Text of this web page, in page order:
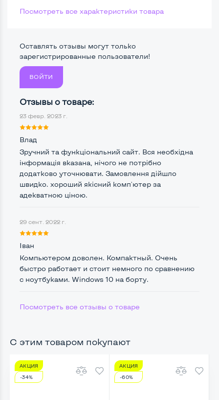
Тип накопителяSSD 2,5"
Жесткий диск
Возможности видеокарты:
Встроенный
Видеопроцессор системного блока
Размер видеопамяти, Гб Динамический
Удобство пользования:
Крепление на монитор сзади
Оптический привод
Операционная система Win 10 (30 дней)
Разъемы подключения:
Выход HDMI Нет
Посмотреть все характеристики товара
Оставлять отзывы могут только
зарегистрированные пользователи!
ВОЙТИ
Отзывы о товаре:
23 февр. 2023 г.
Влад
Зручний та функціональний сайт. Вся необхідна
інформація вказана, нічого не потрібно
додатково уточнювати. Замовлення дійшло
швидко. хороший якісний комп'ютер за
адекватною ціною.
29 сент. 2022 г.
Іван
Компьютером доволен. Компактный. Очень
быстро работает и стоит немного по сравнению
с ноутбуками. Windows 10 на борту.
Посмотреть все отзывы о товаре
С этим товаром покупают
АКЦИЯ
-34%
АКЦИЯ
-60%